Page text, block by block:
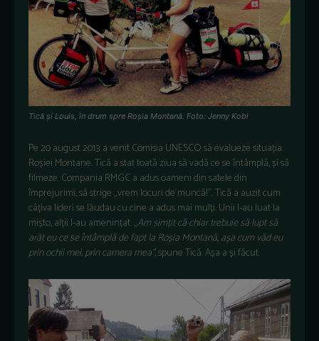
Tică și Louis, în drum spre Roșia Montană. Foto: Jenny Kobi
Pe 20 august 2013 a venit Comisia UNESCO să evalueze situația
Roșiei Montane. Tică a stat toată ziua să vadă ce se întâmplă, și să
filmeze. Compania RMGC a adus oameni din satele din
împrejurimi, să strige „vrem locuri de muncă!”. Tică a auzit cum
câțiva lideri se lăudau cu cine a adus mai mulți. Unii l-au luat la
mișto, alții l-au amenințat. „Am simțit că chiar trebuie să lupt să
arăt eu ce se întâmplă de fapt la Roșia Montană, așa cum văd eu
prin ochii mei, prin camera mea”,spune Tică. Așa a și făcut.